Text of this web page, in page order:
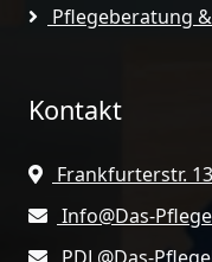
Pflegeberatung
Kontakt
Frankfurterstr.
Info@Das-